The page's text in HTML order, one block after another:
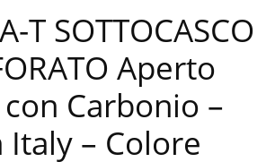
T SOTTOCASCO
Aperto
Carbonio –
Italy – Colore